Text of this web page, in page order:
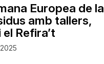
Europea de la
amb tallers,
Refira’t